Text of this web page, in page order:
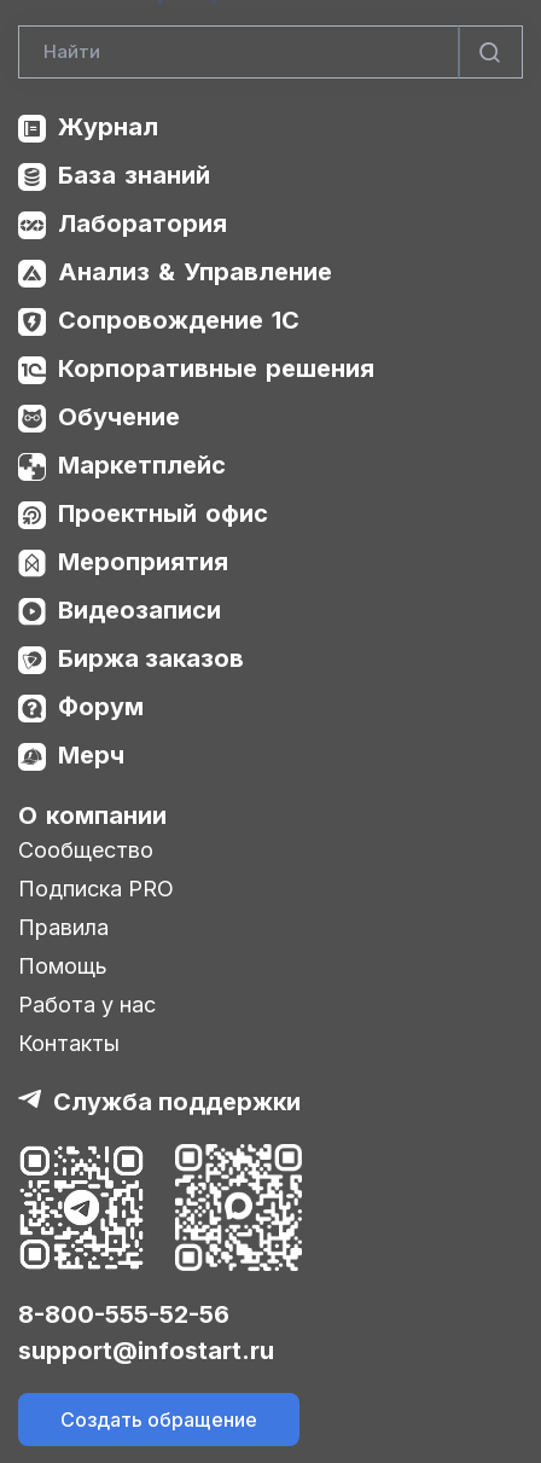
Журнал
База знаний
Лаборатория
Анализ & Управление
Сопровождение 1С
Корпоративные решения
Обучение
Маркетплейс
Проектный офис
Мероприятия
Видеозаписи
Биржа заказов
Форум
Мерч
О компании
Сообщество
Подписка PRO
Правила
Помощь
Работа у нас
Контакты
Служба поддержки
8-800-555-52-56
support@infostart.ru
Создать обращение